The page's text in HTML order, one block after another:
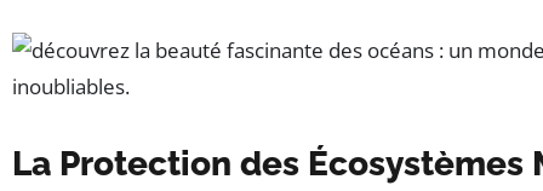
La Protection des Écosystèmes